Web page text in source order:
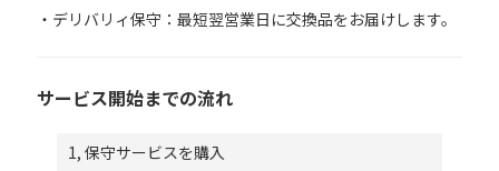
・デリバリィ保守：最短翌営業日に交換品をお届けします。
サービス開始までの流れ
1, 保守サービスを購入